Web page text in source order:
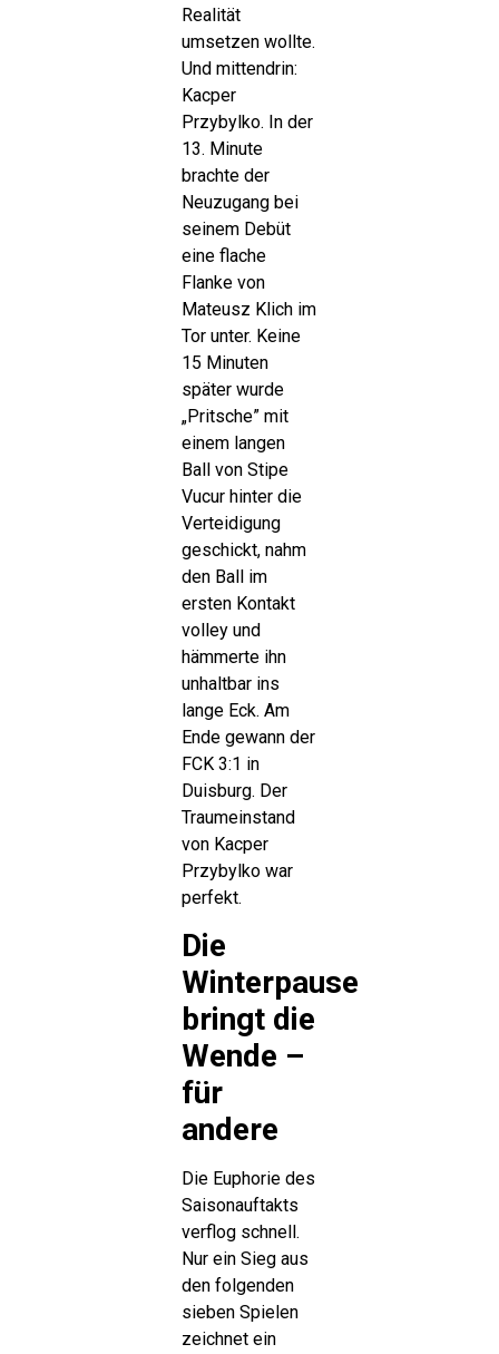
Realität
umsetzen wollte.
Und mittendrin:
Kacper
Przybylko. In der
13. Minute
brachte der
Neuzugang bei
seinem Debüt
eine flache
Flanke von
Mateusz Klich im
Tor unter. Keine
15 Minuten
später wurde
„Pritsche” mit
einem langen
Ball von Stipe
Vucur hinter die
Verteidigung
geschickt, nahm
den Ball im
ersten Kontakt
volley und
hämmerte ihn
unhaltbar ins
lange Eck. Am
Ende gewann der
FCK 3:1 in
Duisburg. Der
Traumeinstand
von Kacper
Przybylko war
perfekt.
Die
Winterpause
bringt die
Wende –
für
andere
Die Euphorie des
Saisonauftakts
verflog schnell.
Nur ein Sieg aus
den folgenden
sieben Spielen
zeichnet ein